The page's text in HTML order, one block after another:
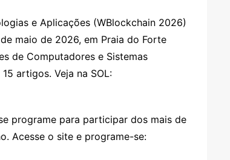
e Aplicações (WBlockchain 2026)
maio de 2026, em Praia do Forte
de Computadores e Sistemas
artigos. Veja na SOL:
programe para participar dos mais de
Acesse o site e programe-se: